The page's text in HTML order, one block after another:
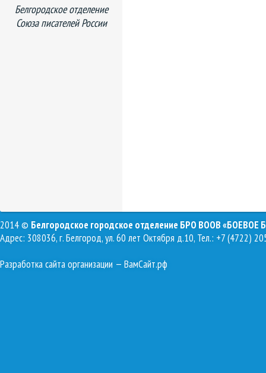
Белгородское отделение
Союза писателей России
2014 © Белгородское городское отделение БРО ВООВ «БОЕВОЕ
Адрес: 308036, г. Белгород, ул. 60 лет Октября д.10, Тел.: +7 (4722)
Разработка сайта организации — ВамСайт.рф